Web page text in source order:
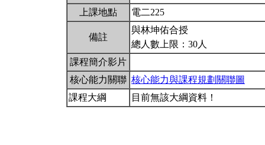
上課地點
電二225
備註
與林坤佑合授
總人數上限：30人
課程簡介影片
核心能力關聯 核心能力與課程規劃關聯圖
課程大綱
目前無該大綱資料！